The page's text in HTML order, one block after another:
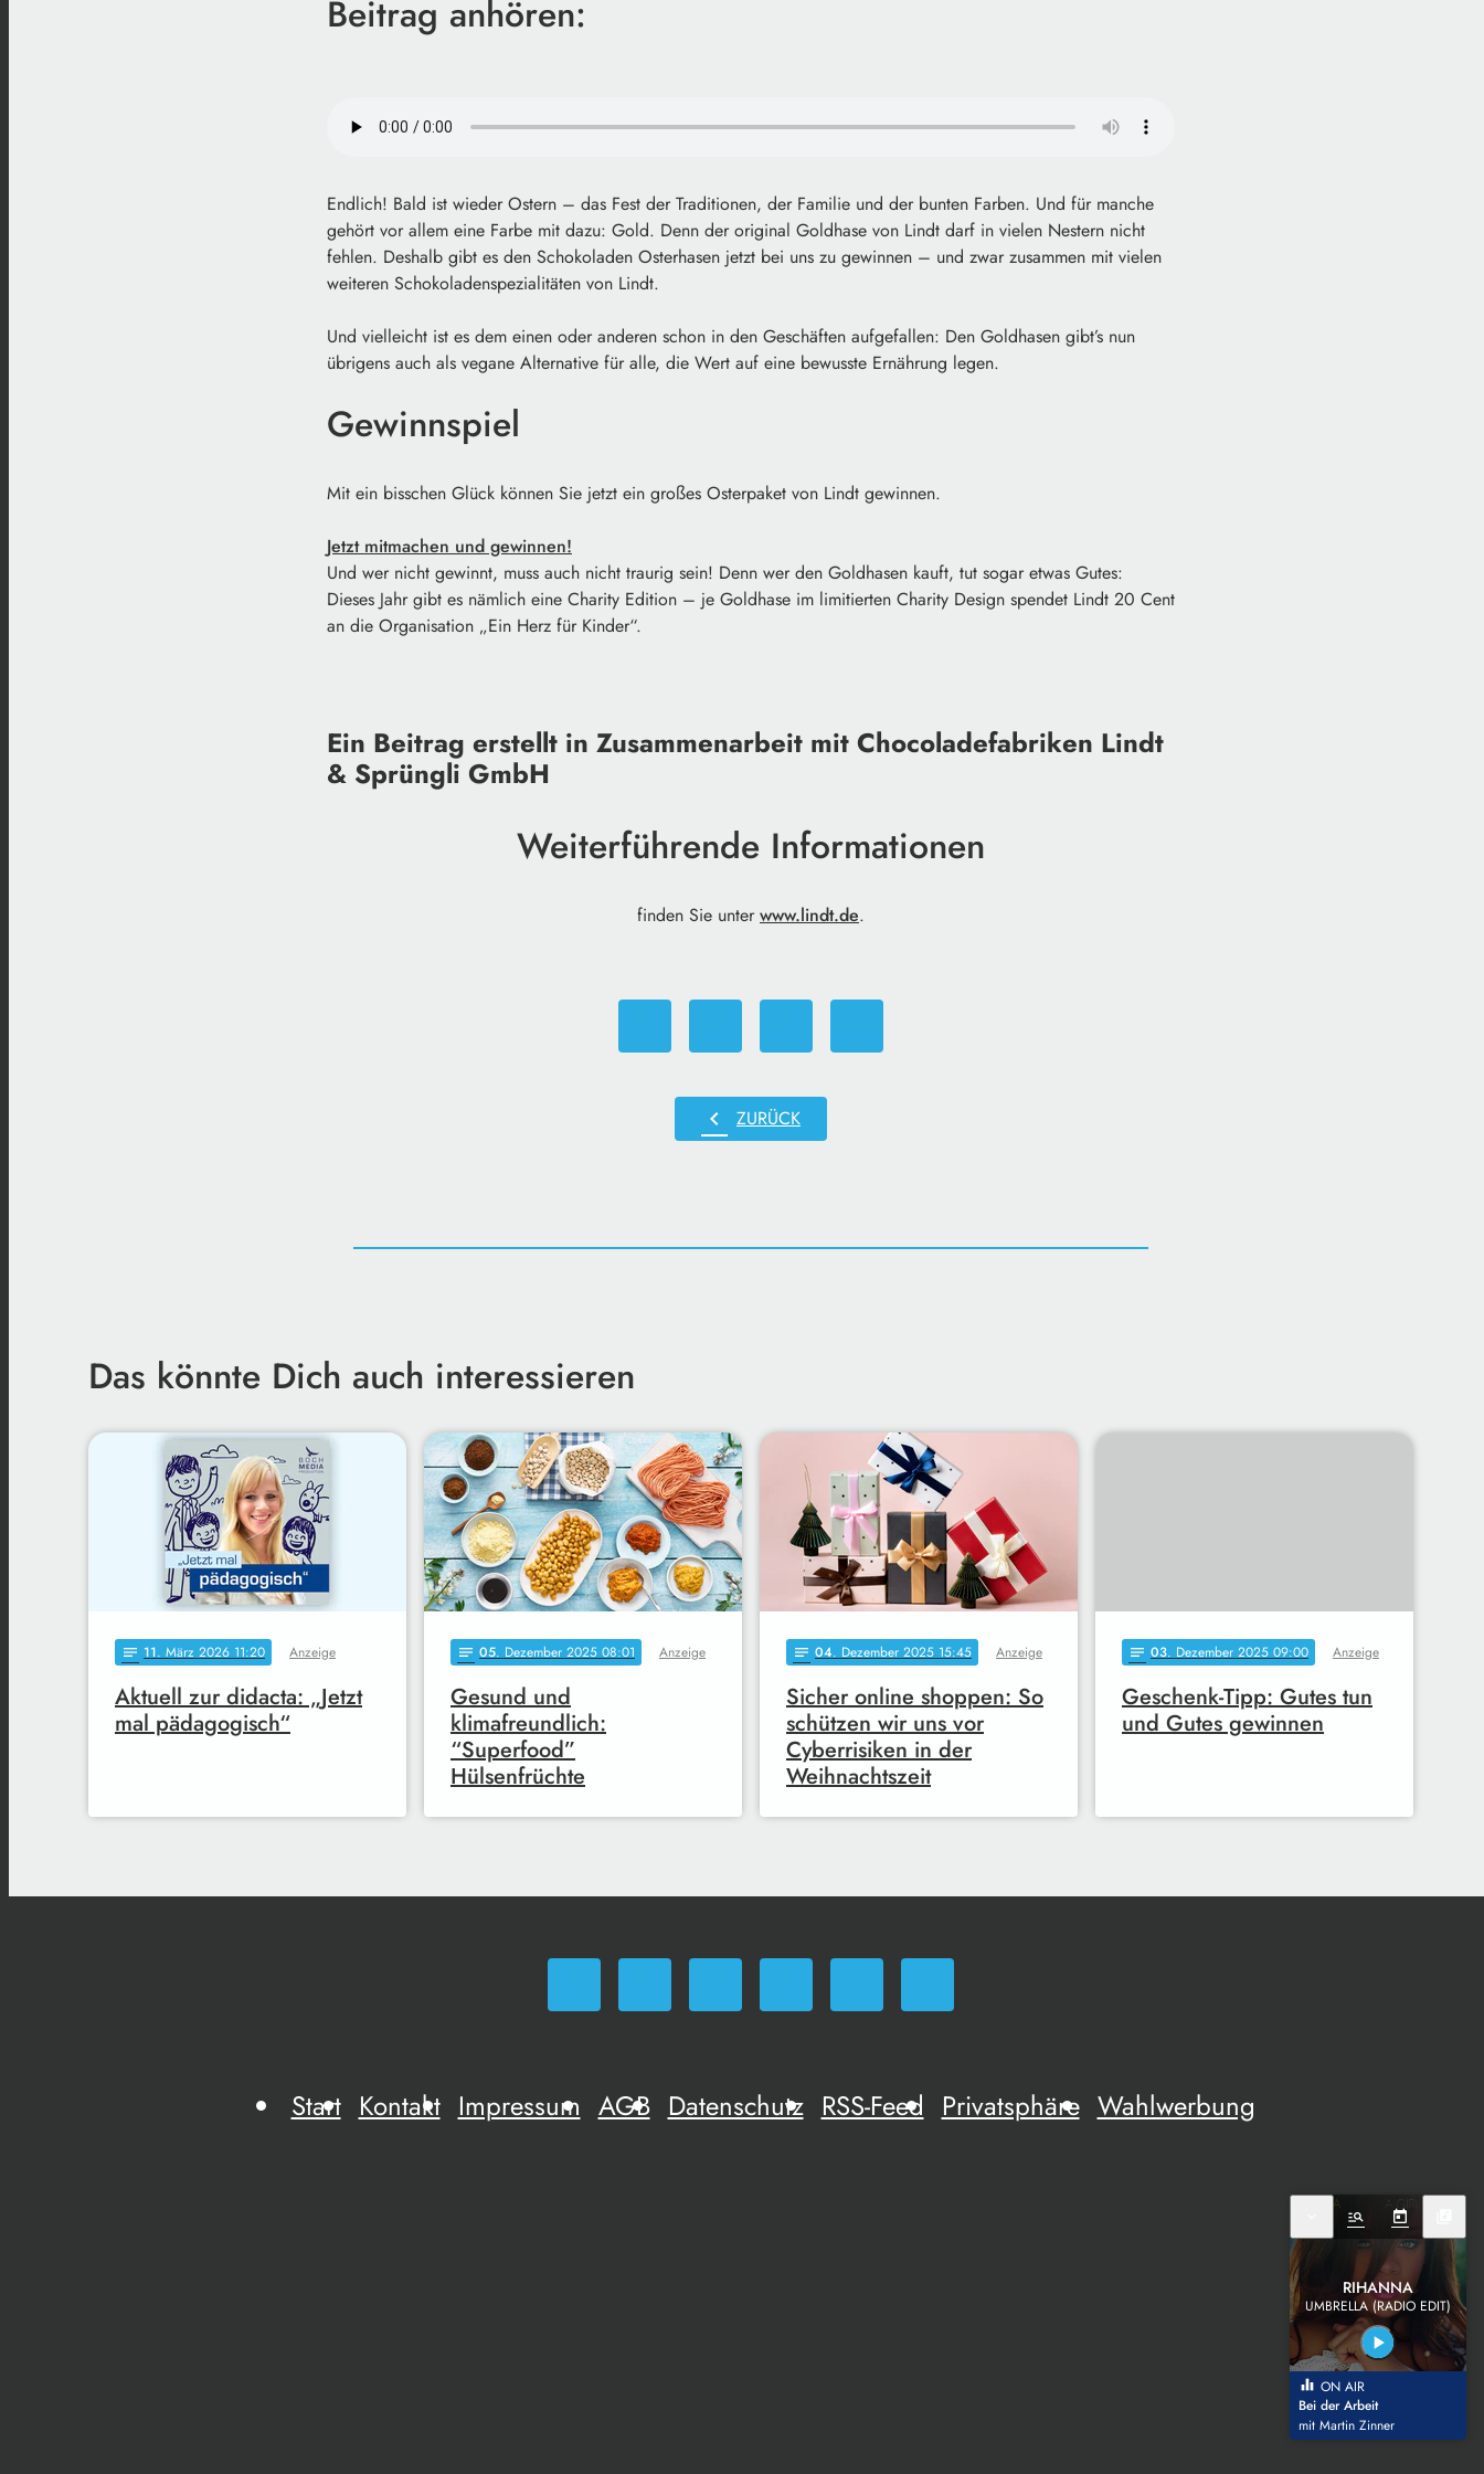
Beitrag anhören:
Endlich! Bald ist wieder Ostern – das Fest der Traditionen, der Familie und der bunten Farben. Und für manche
gehört vor allem eine Farbe mit dazu: Gold. Denn der original Goldhase von Lindt darf in vielen Nestern nicht
fehlen. Deshalb gibt es den Schokoladen Osterhasen jetzt bei uns zu gewinnen – und zwar zusammen mit vielen
weiteren Schokoladenspezialitäten von Lindt.
Und vielleicht ist es dem einen oder anderen schon in den Geschäften aufgefallen: Den Goldhasen gibt’s nun
übrigens auch als vegane Alternative für alle, die Wert auf eine bewusste Ernährung legen.
Gewinnspiel
Mit ein bisschen Glück können Sie jetzt ein großes Osterpaket von Lindt gewinnen.
Jetzt mitmachen und gewinnen!
Und wer nicht gewinnt, muss auch nicht traurig sein! Denn wer den Goldhasen kauft, tut sogar etwas Gutes:
Dieses Jahr gibt es nämlich eine Charity Edition – je Goldhase im limitierten Charity Design spendet Lindt 20 Cent
an die Organisation „Ein Herz für Kinder“.
Ein Beitrag erstellt in Zusammenarbeit mit Chocoladefabriken Lindt
& Sprüngli GmbH
Weiterführende Informationen
finden Sie unter www.lindt.de.
chevron_left ZURÜCK
Das könnte Dich auch interessieren
notes 11. März 2026 11:20 Anzeige
Aktuell zur didacta: „Jetzt
mal pädagogisch“
notes 05. Dezember 2025 08:01 Anzeige
Gesund und
klimafreundlich:
“Superfood”
Hülsenfrüchte
notes 04. Dezember 2025 15:45 Anzeige
Sicher online shoppen: So
schützen wir uns vor
Cyberrisiken in der
Weihnachtszeit
notes 03. Dezember 2025 09:00 Anzeige
Geschenk-Tipp: Gutes tun
und Gutes gewinnen
Start Kontakt Impressum AGB Datenschutz RSS-Feed Privatsphäre Wahlwerbung
manage_search today
RIHANNA
UMBRELLA (RADIO EDIT)
play_arrow
equalizer ON AIR
Bei der Arbeit
mit Martin Zinner